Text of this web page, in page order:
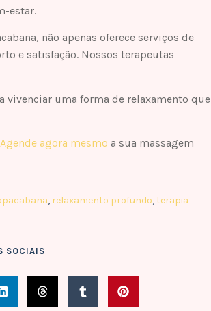
estar.
não apenas oferece serviços de
e satisfação. Nossos terapeutas
vivenciar uma forma de relaxamento que
Agende agora mesmo a sua massagem
, relaxamento profundo,terapia
SOCIAIS